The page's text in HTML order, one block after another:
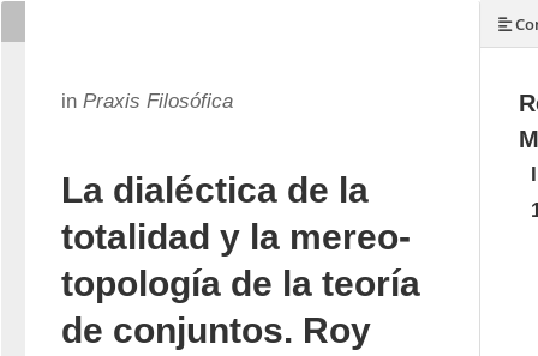
in Praxis Filosófica
La dialéctica de la
totalidad y la mereo-
topología de la teoría
de conjuntos. Roy